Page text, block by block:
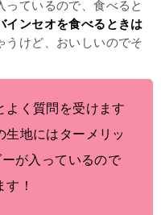
ているので、食べると
インセオを食べるときは
うけど、おいしいのでそ
よく質問を受けます
生地にはターメリッ
が入っているので
！